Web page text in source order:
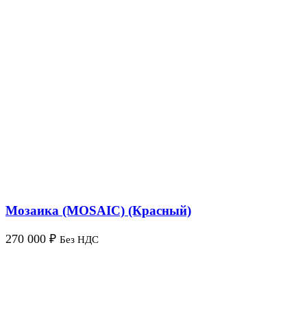
Мозаика (MOSAIC) (Красный)
270 000 ₽ Без НДС